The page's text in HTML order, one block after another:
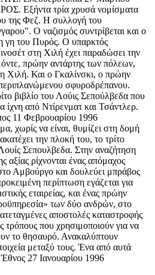
Εξήντα τρία χρυσά νομίσματα
της Φεζ. Η συλλογή του
Ο ναζισμός συντρίβεται και ο
γη του Πυρός. Ο υπαρκτός
στη Χιλή έχει παραδώσει την
πρώην αντάρτης των πόλεων,
Χιλή. Και ο Γκαλίνσκι, ο πρώην
σφυροδρέπανου.
βιβλίο του Λούις Σεπούλβεδα που
ίχνη από Ντίρενματ και Τσάντλερ.
11 Φεβρουαρίου 1996
να είναι, θυμίζει στη δομή
την πλοκή του, το τρίτο
Σεπουλβεδα. Στην αναζήτηση
αξίας ρίχνονται ένας απόμαχος
Αμβούργο και δουλεύει μπράβος
περίπτωση εγάζεται για
εταιρείας, και ένας πρώην
των δύο ανδρών, στο
αποστολές καταστροφής
τρόπους που χρησιμοποιούν για να
το θησαυρό. Ανακαλύπτουν
μεταξύ τους. Ένα από αυτά
Έθνος 27 Ιανουαρίου 1996